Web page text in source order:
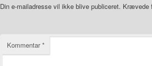
Din e-mailadresse vil ikke blive publiceret. Krævede
Kommentar*